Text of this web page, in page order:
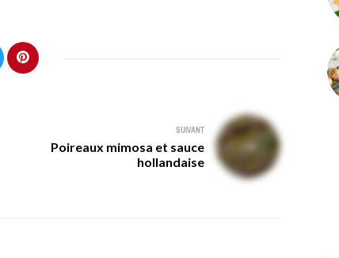
SUIVANT
Poireaux mimosa et sauce
hollandaise